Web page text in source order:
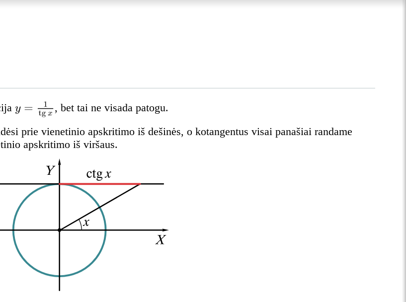
, bet tai ne visada patogu.
prie vienetinio apskritimo iš dešinės, o kotangentus visai panašiai randame
apskritimo iš viršaus.